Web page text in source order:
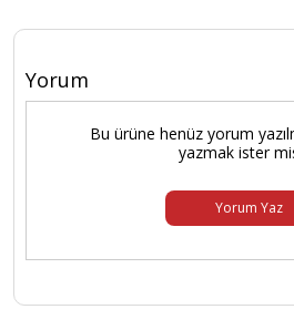
Yorum
Bu ürüne henüz yorum
yazmak ister
Yorum Yaz